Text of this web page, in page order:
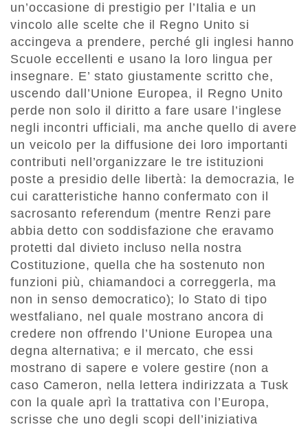
un’occasione di prestigio per l’Italia e un
vincolo alle scelte che il Regno Unito si
accingeva a prendere, perché gli inglesi hanno
Scuole eccellenti e usano la loro lingua per
insegnare. E’ stato giustamente scritto che,
uscendo dall’Unione Europea, il Regno Unito
perde non solo il diritto a fare usare l’inglese
negli incontri ufficiali, ma anche quello di avere
un veicolo per la diffusione dei loro importanti
contributi nell’organizzare le tre istituzioni
poste a presidio delle libertà: la democrazia, le
cui caratteristiche hanno confermato con il
sacrosanto referendum (mentre Renzi pare
abbia detto con soddisfazione che eravamo
protetti dal divieto incluso nella nostra
Costituzione, quella che ha sostenuto non
funzioni più, chiamandoci a correggerla, ma
non in senso democratico); lo Stato di tipo
westfaliano, nel quale mostrano ancora di
credere non offrendo l’Unione Europea una
degna alternativa; e il mercato, che essi
mostrano di sapere e volere gestire (non a
caso Cameron, nella lettera indirizzata a Tusk
con la quale aprì la trattativa con l’Europa,
scrisse che uno degli scopi dell’iniziativa